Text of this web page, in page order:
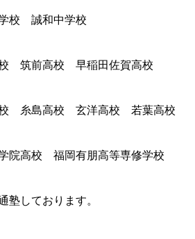
校 誠和中学校
筑前高校 早稲田佐賀高校
校 糸島高校 玄洋高校 若葉高校
院高校 福岡有朋高等専修学校
塾しております。